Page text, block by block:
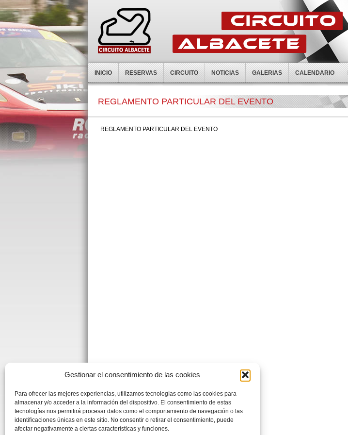
Gestionar el consentimiento de las cookies
Para ofrecer las mejores experiencias, utilizamos tecnologías como las cookies para
almacenar y/o acceder a la información del dispositivo. El consentimiento de estas
tecnologías nos permitirá procesar datos como el comportamiento de navegación o las
identificaciones únicas en este sitio. No consentir o retirar el consentimiento, puede
afectar negativamente a ciertas características y funciones.
INICIO RESERVAS CIRCUITO NOTICIAS GALERIAS CALENDARIO
REGLAMENTO PARTICULAR DEL EVENTO
REGLAMENTO PARTICULAR DEL EVENTO